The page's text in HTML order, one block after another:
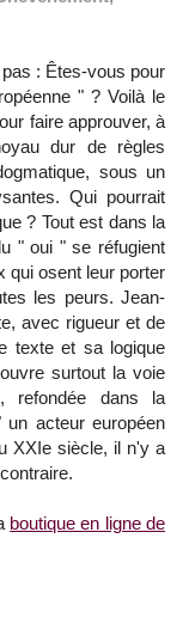
: Êtes-vous pour
" ? Voilà le
faire approuver, à
dur de règles
sous un
Qui pourrait
? Tout est dans la
" oui " se réfugient
qui osent leur porter
les peurs. Jean-
avec rigueur et de
texte et sa logique
surtout la voie
refondée dans la
acteur européen
XXIe siècle, il n'y a
boutique en ligne de